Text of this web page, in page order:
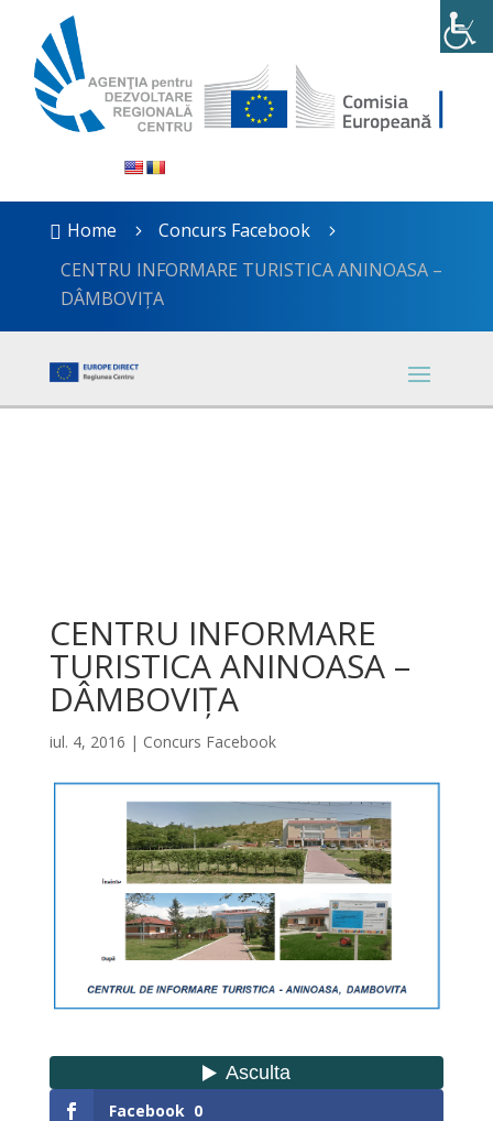
 Home 5 Concurs Facebook 5
CENTRU INFORMARE TURISTICA ANINOASA –
DÂMBOVIȚA
CENTRU INFORMARE
TURISTICA ANINOASA –
DÂMBOVIȚA
iul. 4, 2016 | Concurs Facebook
Facebook 0